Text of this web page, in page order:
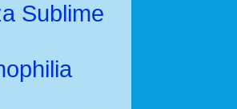
Sublime